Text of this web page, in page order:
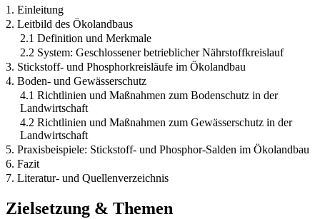
1. Einleitung
2. Leitbild des Ökolandbaus
2.1 Definition und Merkmale
2.2 System: Geschlossener betrieblicher Nährstoffkreislauf
3. Stickstoff- und Phosphorkreisläufe im Ökolandbau
4. Boden- und Gewässerschutz
4.1 Richtlinien und Maßnahmen zum Bodenschutz in der
Landwirtschaft
4.2 Richtlinien und Maßnahmen zum Gewässerschutz in der
Landwirtschaft
5. Praxisbeispiele: Stickstoff- und Phosphor-Salden im Ökolandbau
6. Fazit
7. Literatur- und Quellenverzeichnis
Zielsetzung & Themen